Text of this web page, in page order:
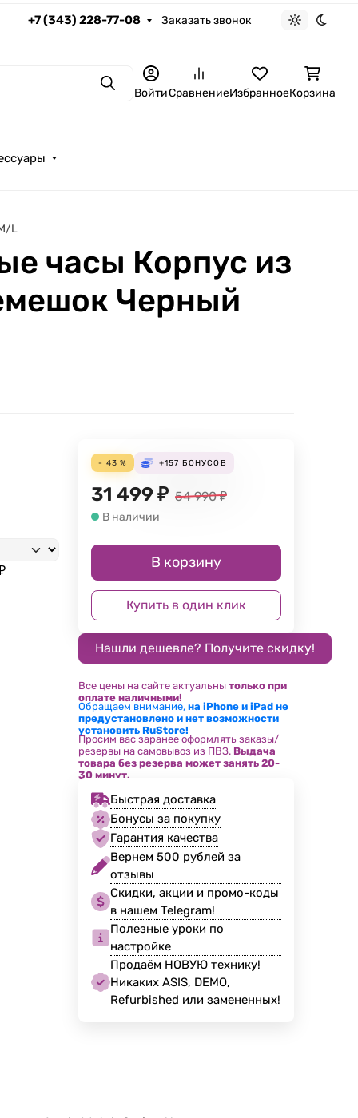
+7 (343) 228-77-08 Заказать звонок
Светлая
ПоискВойтиСравнениеИзбранноеКорзина
L
часы Корпус из
Черный
- 43 % +157 БОНУСОВ
31 499₽ 54 990 ₽
В наличии
В корзину
Купить в один клик
Все цены на сайте актуальнытолько при
оплате наличными!
Обращаем внимание,на iPhone и iPad не
предустановлено и нет возможности
установить RuStore!
Просим вас заранее оформлять заказы/
резервы на самовывоз из ПВЗ. Выдача
товара без резерва может занять 20-
30 минут.
Быстрая доставка
Бонусы за покупку
Гарантия качества
Вернем 500 рублей за
отзывы
Скидки, акции и промо-коды
в нашем Telegram!
Полезные уроки по
настройке
Продаём НОВУЮ технику!
Никаких ASIS, DEMO,
Refurbished или замененных!